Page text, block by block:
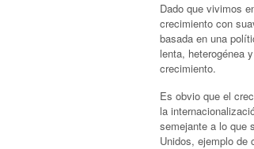
Dado que vivimos
crecimiento con
basada en una
lenta, heterogénea
crecimiento.
Es obvio que el
la
semejante a lo que
Unidos, ejemplo de